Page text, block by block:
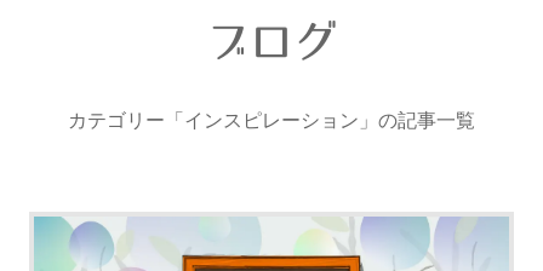
動画講座
ブログ
カテゴリー「インスピレーション」の記事一覧